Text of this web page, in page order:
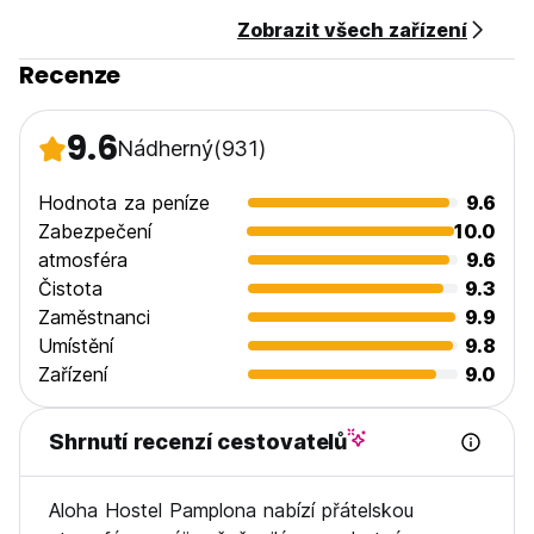
Vezměte prosím na vědomí, že rezervace San Fermin jsou
nevratné. Po provedení rezervace vám budeme účtovat
plnou částku a nebudou povoleny žádné změny/zrušení.
Zobrazit všech zařízení
Recenze
9.6Nádherný(931)
Hodnota za peníze
9.6
Zabezpečení
10.0
atmosféra
9.6
Čistota
9.3
Zaměstnanci
9.9
Umístění
9.8
Zařízení
9.0
Shrnutí recenzí cestovatelů
Aloha Hostel Pamplona nabízí přátelskou